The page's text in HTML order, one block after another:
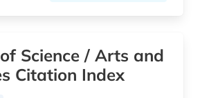
corporate social responsibility (1)
Science / Arts and
Citation Index